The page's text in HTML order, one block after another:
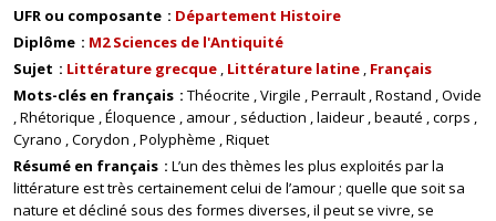
UFR ou composante
Département Histoire
Diplôme
M2 Sciences de l'Antiquité
Sujet
Littérature grecque Littérature latine Français
Mots-clés en français
Théocrite Virgile Perrault Rostand Ovide
Rhétorique Éloquence amour séduction laideur beauté corps
Cyrano Corydon Polyphème Riquet
Résumé en français
L’un des thèmes les plus exploités par la
littérature est très certainement celui de l’amour ; quelle que soit sa
nature et décliné sous des formes diverses, il peut se vivre, se